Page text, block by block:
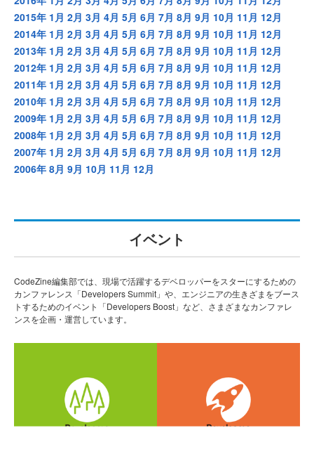
2015年 1月 2月 3月 4月 5月 6月 7月 8月 9月 10月 11月 12月
2014年 1月 2月 3月 4月 5月 6月 7月 8月 9月 10月 11月 12月
2013年 1月 2月 3月 4月 5月 6月 7月 8月 9月 10月 11月 12月
2012年 1月 2月 3月 4月 5月 6月 7月 8月 9月 10月 11月 12月
2011年 1月 2月 3月 4月 5月 6月 7月 8月 9月 10月 11月 12月
2010年 1月 2月 3月 4月 5月 6月 7月 8月 9月 10月 11月 12月
2009年 1月 2月 3月 4月 5月 6月 7月 8月 9月 10月 11月 12月
2008年 1月 2月 3月 4月 5月 6月 7月 8月 9月 10月 11月 12月
2007年 1月 2月 3月 4月 5月 6月 7月 8月 9月 10月 11月 12月
2006年 8月 9月 10月 11月 12月
イベント
CodeZine編集部では、現場で活躍するデベロッパーをスターにするための
カンファレンス「Developers Summit」や、エンジニアの生きざまをブース
トするためのイベント「Developers Boost」など、さまざまなカンファレ
ンスを企画・運営しています。